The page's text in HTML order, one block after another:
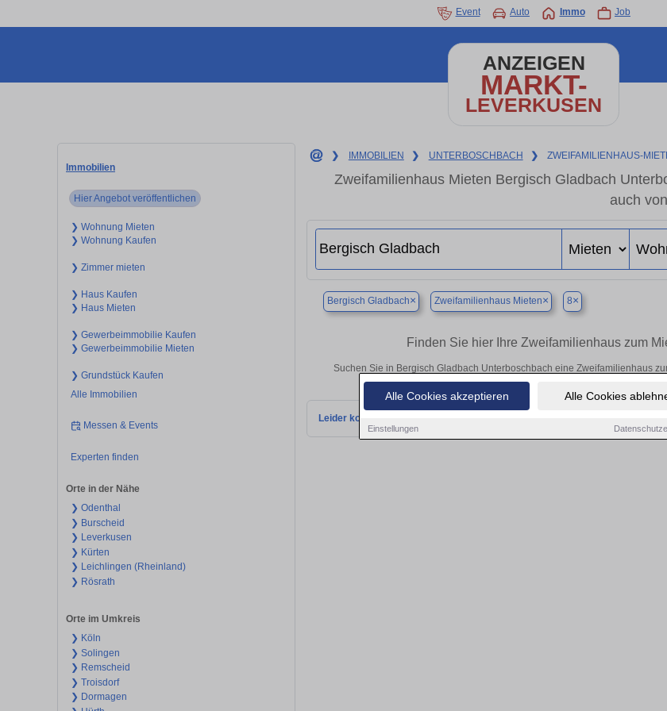
Alle Cookies akzeptieren Alle Cookies
Einstellungen
Event Auto Immo Job
ANZEIGEN
MARKT-
LEVERKUSEN
Immobilien
Hier Angebot veröffentlichen
❯ Wohnung Mieten
❯ Wohnung Kaufen
❯ Zimmer mieten
❯ Haus Kaufen
❯ Haus Mieten
❯ Gewerbeimmobilie Kaufen
❯ Gewerbeimmobilie Mieten
❯ Grundstück Kaufen
Alle Immobilien
Messen & Events
Experten finden
Orte in der Nähe
❯ Odenthal
❯ Burscheid
❯ Leverkusen
❯ Kürten
❯ Leichlingen (Rheinland)
❯ Rösrath
Orte im Umkreis
❯ Köln
❯ Solingen
❯ Remscheid
❯ Troisdorf
❯ Dormagen
❯ IMMOBILIEN ❯ UNTERBOSCHBACH ❯ ZWEIFAMILIENHAUS-
Zweifamilienhaus Mieten Bergisch Gladbach
auch
Bergisch Gladbach× Zweifamilienhaus Mieten× 8×
Finden Sie hier Ihre Zweifamilienhaus zum
Suchen Sie in Bergisch Gladbach Unterboschbach eine Zweifamilienhaus
Egal, ob als Kapitalanlage oder zur Vermietung – hier finden Sie
Leider konnten wir derzeit keine passenden Objekte finden. Schauen Sie